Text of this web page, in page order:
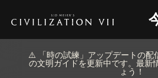
⚠️ 「時の試練」アップデートの配
の文明ガイドを更新中です。最新
ょう！